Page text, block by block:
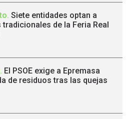
. Siete entidades optan a
de la Feria Real
. El PSOE exige a Epremasa
de residuos tras las quejas